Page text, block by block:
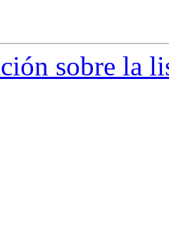
sobre la